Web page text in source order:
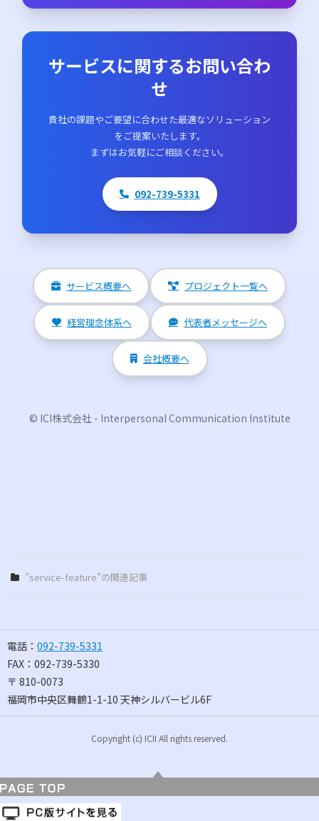
サービスに関するお問い合わ
せ
貴社の課題やご要望に合わせた最適なソリューション
をご提案いたします。
まずはお気軽にご相談ください。
092-739-5331
サービス概要へ プロジェクト一覧へ
経営理念体系へ 代表者メッセージへ
会社概要へ
© ICI株式会社 - Interpersonal Communication Institute
"service-feature"の関連記事
電話： 092-739-5331
FAX： 092-739-5330
〒 810-0073
福岡市中央区舞鶴1-1-10 天神シルバービル6F
Copyright (c) ICII All rights reserved.